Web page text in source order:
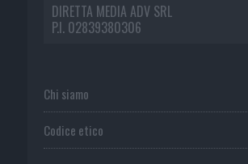
DIRETTA MEDIA ADV SRL
P.I. 02839380306
Chi siamo
Codice etico